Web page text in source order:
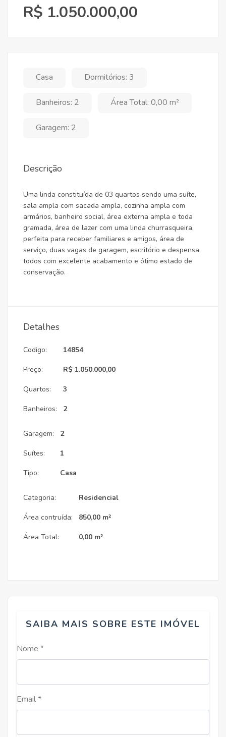
R$ 1.050.000,00
Casa Dormitórios: 3
Banheiros: 2 Área Total: 0,00 m²
Garagem: 2
Descrição
Uma linda constituída de 03 quartos sendo uma suíte,
sala ampla com sacada ampla, cozinha ampla com
armários, banheiro social, área externa ampla e toda
gramada, área de lazer com uma linda churrasqueira,
perfeita para receber familiares e amigos, área de
serviço, duas vagas de garagem, escritório e despensa,
todos com excelente acabamento e ótimo estado de
conservação.
Detalhes
Codigo:
Preço:
Quartos:
Banheiros:
14854
R$ 1.050.000,00
3
2
Garagem:
Suítes:
Tipo:
2
1
Casa
Categoria:
Área contruída:
Área Total:
Residencial
850,00 m²
0,00 m²
SAIBA MAIS SOBRE ESTE IMÓVEL
Nome *
Email *